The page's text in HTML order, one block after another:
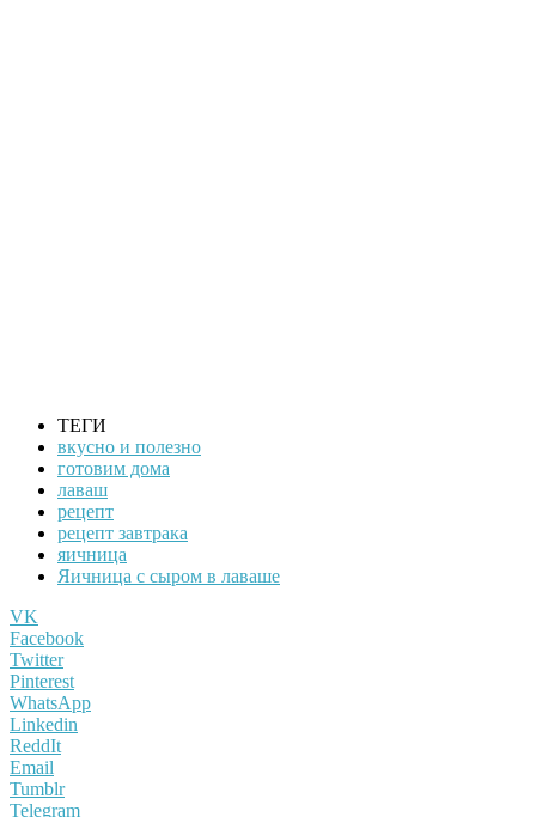
ТЕГИ
вкусно и полезно
готовим дома
лаваш
рецепт
рецепт завтрака
яичница
Яичница с сыром в лаваше
VK
Facebook
Twitter
Pinterest
WhatsApp
Linkedin
ReddIt
Email
Tumblr
Telegram